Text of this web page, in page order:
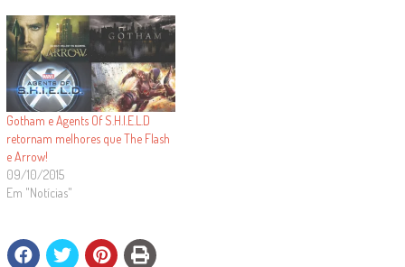
Gotham e Agents Of S.H.I.E.L.D
retornam melhores que The Flash
e Arrow!
09/10/2015
Em "Notícias"